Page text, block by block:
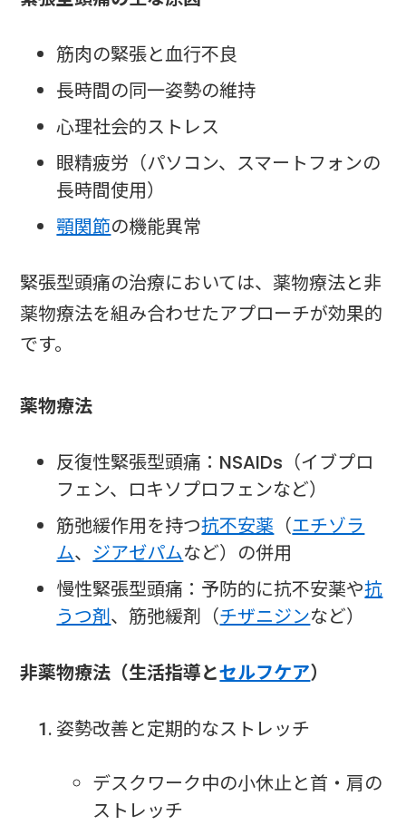
筋肉の緊張と血行不良
長時間の同一姿勢の維持
心理社会的ストレス
眼精疲労（パソコン、スマートフォンの
長時間使用）
顎関節の機能異常
緊張型頭痛の治療においては、薬物療法と非
薬物療法を組み合わせたアプローチが効果的
です。
薬物療法
反復性緊張型頭痛：NSAIDs（イブプロ
フェン、ロキソプロフェンなど）
筋弛緩作用を持つ抗不安薬 （エチゾラ
ム、 ジアゼパムなど）の併用
慢性緊張型頭痛：予防的に抗不安薬や抗
うつ剤、筋弛緩剤（チザニジンなど）
非薬物療法（生活指導とセルフケア）
姿勢改善と定期的なストレッチ
デスクワーク中の小休止と首・肩の
ストレッチ